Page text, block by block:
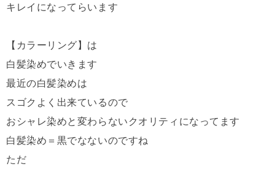
キレイになってらいます
【カラーリング】は
白髪染めでいきます
最近の白髪染めは
スゴクよく出来ているので
おシャレ染めと変わらないクオリティになってます
白髪染め＝黒でなないのですね
ただ